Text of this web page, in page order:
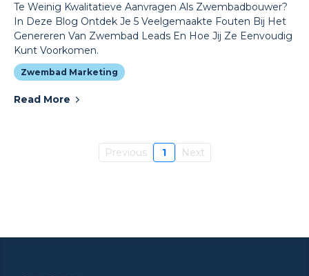
Te Weinig Kwalitatieve Aanvragen Als Zwembadbouwer?
In Deze Blog Ontdek Je 5 Veelgemaakte Fouten Bij Het
Genereren Van Zwembad Leads En Hoe Jij Ze Eenvoudig
Kunt Voorkomen.
Zwembad Marketing
Read More
Previous 1 Next